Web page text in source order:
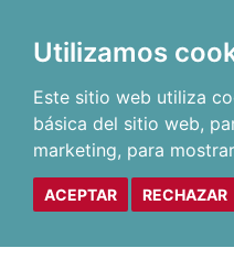
Utilizamos
Este sitio web utiliza
básica del sitio web,
marketing, para
ACEPTAR RECHAZAR